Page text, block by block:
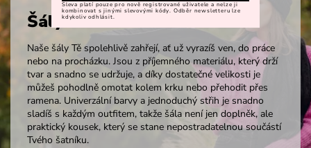
Šály
Naše šály Tě spolehlivě zahřejí, ať už vyrazíš ven, do práce
nebo na procházku. Jsou z příjemného materiálu, který drží
tvar a snadno se udržuje, a díky dostatečné velikosti je
můžeš pohodlně omotat kolem krku nebo přehodit přes
ramena. Univerzální barvy a jednoduchý střih je snadno
sladíš s každým outfitem, takže šála není jen doplněk, ale
praktický kousek, který se stane nepostradatelnou součástí
Tvého šatníku.
Sleva platí pouze pro nově registrované uživatele a nelze ji
kombinovat s jinými slevovými kódy. Odběr newsletteru lze
kdykoliv odhlásit.